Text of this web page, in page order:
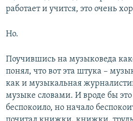
работает и учится, это очень
Но.
Поучившись на музыковеда
понял, что вот эта штука –
как и музыкальная
музыке словами. И вроде бы
беспокоило, но начало